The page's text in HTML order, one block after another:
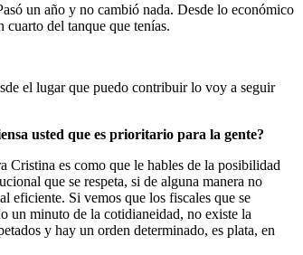
un año y no cambió nada. Desde lo económico
del tanque que tenías.
el lugar que puedo contribuir lo voy a seguir
usted que es prioritario para la gente?
Cristina es como que le hables de la posibilidad
que se respeta, si de alguna manera no
eficiente. Si vemos que los fiscales que se
un minuto de la cotidianeidad, no existe la
y hay un orden determinado, es plata, en